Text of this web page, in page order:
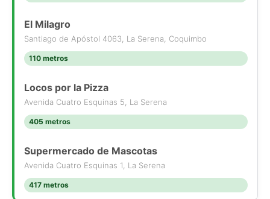
El Milagro
Santiago de Apóstol 4063, La Serena, Coquimbo
110 metros
Locos por la Pizza
Avenida Cuatro Esquinas 5, La Serena
405 metros
Supermercado de Mascotas
Avenida Cuatro Esquinas 1, La Serena
417 metros